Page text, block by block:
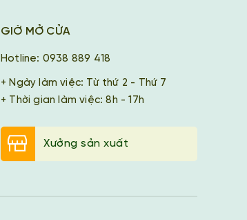
GIỜ MỞ CỬA
Hotline: 0938 889 418
+ Ngày làm việc: Từ thứ 2 - Thứ 7
+ Thời gian làm việc: 8h - 17h
Xưởng sản xuất